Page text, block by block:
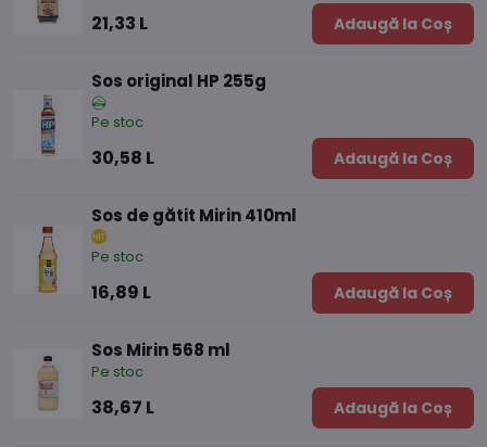
21,33 L Adaugă la Coș
Sos original HP 255g
Pe stoc
30,58 L Adaugă la Coș
Sos de gătit Mirin 410ml
Pe stoc
16,89 L Adaugă la Coș
Sos Mirin 568 ml
Pe stoc
38,67 L Adaugă la Coș